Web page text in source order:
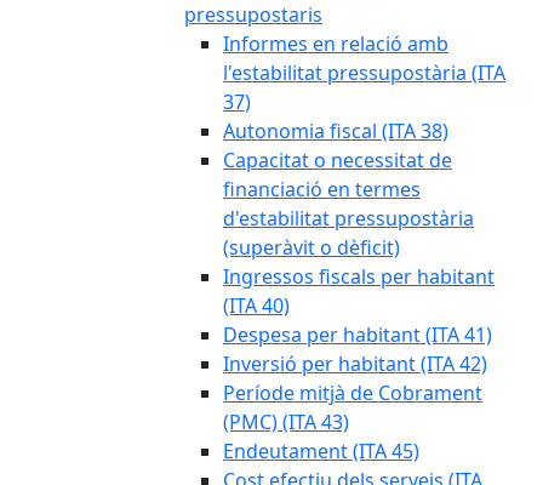
pressupostaris
Informes en relació amb
l'estabilitat pressupostària (ITA
37)
Autonomia fiscal (ITA 38)
Capacitat o necessitat de
financiació en termes
d'estabilitat pressupostària
(superàvit o dèficit)
Ingressos fiscals per habitant
(ITA 40)
Despesa per habitant (ITA 41)
Inversió per habitant (ITA 42)
Període mitjà de Cobrament
(PMC) (ITA 43)
Endeutament (ITA 45)